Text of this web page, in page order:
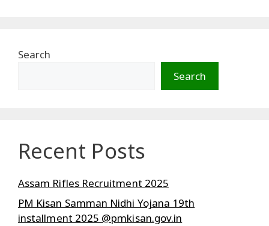
Search
Search
Recent Posts
Assam Rifles Recruitment 2025
PM Kisan Samman Nidhi Yojana 19th
installment 2025 @pmkisan.gov.in